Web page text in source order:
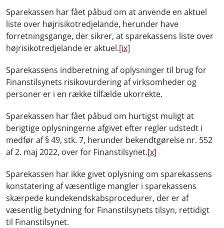
Sparekassen har fået påbud om at anvende en aktuel
liste over højrisikotredjelande, herunder have
forretningsgange, der sikrer, at sparekassens liste over
højrisikotredjelande er aktuel.[ix]
Sparekassens indberetning af oplysninger til brug for
Finanstilsynets risikovurdering af virksomheder og
personer er i en række tilfælde ukorrekte.
Sparekassen har fået påbud om hurtigst muligt at
berigtige oplysningerne afgivet efter regler udstedt i
medfør af § 49, stk. 7, herunder bekendtgørelse nr. 552
af 2. maj 2022, over for Finanstilsynet.[x]
Sparekassen har ikke givet oplysning om sparekassens
konstatering af væsentlige mangler i sparekassens
skærpede kundekendskabsprocedurer, der er af
væsentlig betydning for Finanstilsynets tilsyn, rettidigt
til Finanstilsynet.